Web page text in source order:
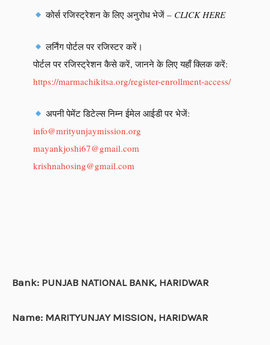
कोर्स रजिस्ट्रेशन के लिए अनुरोध भेजें – CLICK HERE
लर्निंग पोर्टल पर रजिस्टर करें।
पोर्टल पर रजिस्ट्रेशन कैसे करें, जानने के लिए यहाँ क्लिक करें:
https://marmachikitsa.org/register-enrollment-access/
अपनी पेमेंट डिटेल्स निम्न ईमेल आईडी पर भेजें:
info@mrityunjaymission.org
mayankjoshi67@gmail.com
krishnahosing@gmail.com
Bank: PUNJAB NATIONAL BANK, HARIDWAR
Name: MARITYUNJAY MISSION, HARIDWAR